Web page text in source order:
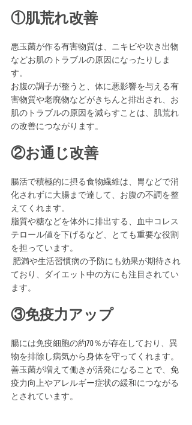
①肌荒れ改善
悪玉菌が作る有害物質は、ニキビや吹き出物
などお肌のトラブルの原因になったりしま
す。
お腹の調子が整うと、体に悪影響を与える有
害物質や老廃物などがきちんと排出され、お
肌のトラブルの原因を減らすことは、肌荒れ
の改善につながります。
②お通じ改善
腸活で積極的に摂る食物繊維は、胃などで消
化されずに大腸まで達して、お腹の不調を整
えてくれます。
脂質や糖などを体外に排出する、血中コレス
テロール値を下げるなど、とても重要な役割
を担っています。
ており、ダイエット中の方にも注目されてい
ます。
③免疫力アップ
腸には免疫細胞の約70％が存在しており、異
物を排除し病気から身体を守ってくれます。
善玉菌が増えて働きが活発になることで、免
疫力向上やアレルギー症状の緩和につながる
とされています。